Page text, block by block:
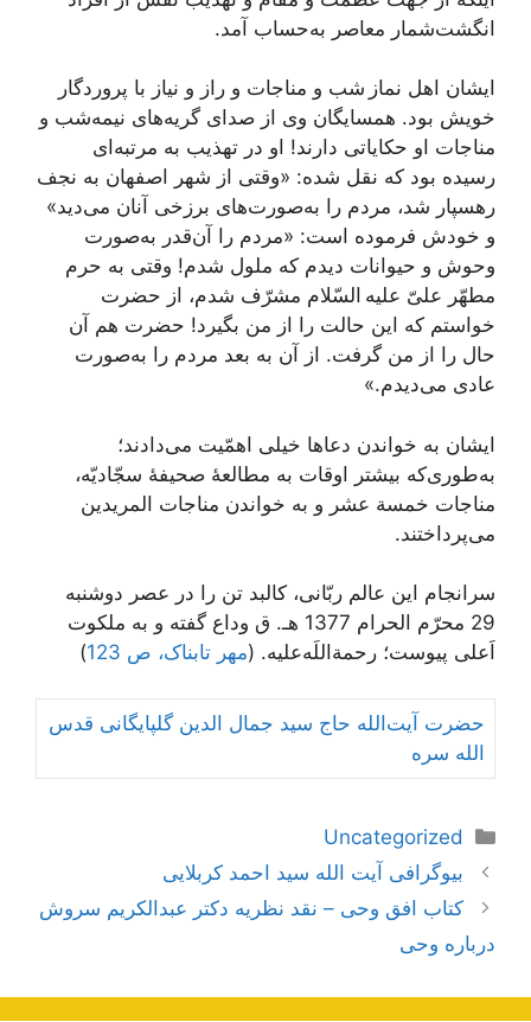
انگشت‌شمار معاصر به‌حساب آمد.
ایشان اهل نماز شب و مناجات و راز و نیاز با پروردگار
خویش بود. همسایگان وی از صدای گریه‌های نیمه‌شب و
مناجات او حکایاتی دارند! او در تهذیب به مرتبه‌ای
رسیده بود که نقل شده: «وقتی از شهر اصفهان به نجف
رهسپار شد، مردم را به‌صورت‌های برزخی آنان می‌دید»
و خودش فرموده است: «مردم را آن‌قدر به‌صورت
وحوش و حیوانات دیدم که ملول شدم! وقتی به حرم
مطهّر علیّ علیه السّلام مشرّف شدم، از حضرت
خواستم که این حالت را از من بگیرد! حضرت هم آن
حال را از من گرفت. از آن به بعد مردم را به‌صورت
عادی می‌دیدم.»
ایشان به خواندن دعاها خیلی اهمّیت می‌دادند؛
به‌طوری‌که بیشتر اوقات به مطالعۀ صحیفۀ سجّادیّه،
مناجات خمسة عشر و به خواندن مناجات المریدین
می‌پرداختند.
سرانجام این عالم ربّانی، کالبد تن را در عصر دوشنبه
29 محرّم الحرام 1377 ه‍ـ. ق وداع گفته و به ملکوت
اَعلی پیوست؛ رحمة‌اللَه‌علیه. (مهر تابناک، ص 123 )
حضرت آيت‌الله حاج سید جمال الدین گلپایگانی قدس
الله سره
دسته‌ها
Uncategorized
ناوبری
نوشته‌ها
بیوگرافی آیت الله سید احمد کربلایی
کتاب افق وحی – نقد نظريه دکتر عبدالكريم سروش
درباره وحى